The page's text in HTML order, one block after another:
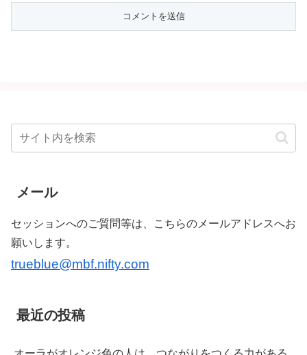
メール
セッションへのご質問等は、こちらのメールアドレスへお
願いします。
trueblue@mbf.nifty.com
最近の投稿